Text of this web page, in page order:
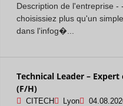
Description de l'entreprise
choisissiez plus qu'un
dans l'infog�...
Technical Leader –
(F/H)
CITECH Lyon